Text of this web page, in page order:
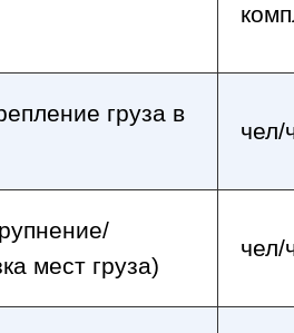
груза в
чел/
мест груза)
чел/